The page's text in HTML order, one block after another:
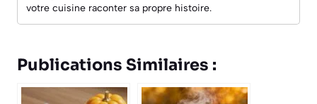
votre cuisine raconter sa propre histoire.
Publications Similaires :